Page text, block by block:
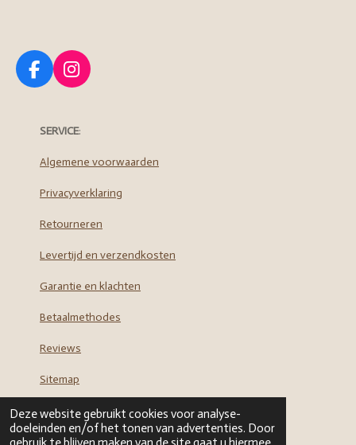
Deze website gebruikt cookies voor analyse-
doeleinden en/of het tonen van advertenties. Door
F
a
e
o
k
I
n
t
g
a
SERVICE:
Algemene voorwaarden
Privacyverklaring
Retourneren
Levertijd en verzendkosten
Garantie en klachten
Betaalmethodes
Reviews
Sitemap